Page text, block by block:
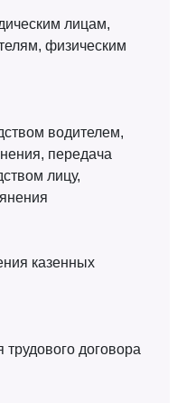
лицам,
физическим
водителем,
передача
лицу,
казенных
договора